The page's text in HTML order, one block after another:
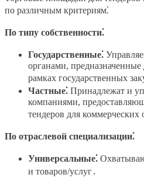
по различным критериям⁚
По типу собственности⁚
Государственные⁚
органами, предназначенные
рамках государственных
Частные⁚ Принадлежат и
компаниями,
тендеров для коммерческих
По отраслевой специализации⁚
Универсальные⁚
и товаров/услуг․